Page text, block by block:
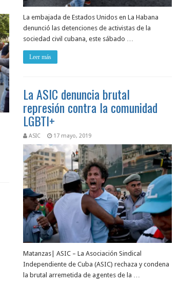
La embajada de Estados Unidos en La Habana
denunció las detenciones de activistas de la
sociedad civil cubana, este sábado …
Leer más
La ASIC denuncia brutal
represión contra la comunidad
LGBTI+
ASIC 17 mayo, 2019
Matanzas| ASIC – La Asociación Sindical
Independiente de Cuba (ASIC) rechaza y condena
la brutal arremetida de agentes de la …